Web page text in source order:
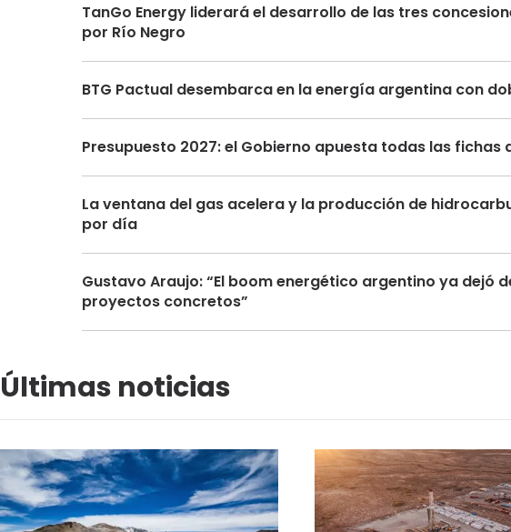
TanGo Energy liderará el desarrollo de las tres
por Río Negro
BTG Pactual desembarca en la energía argentina con
Presupuesto 2027: el Gobierno apuesta todas las
La ventana del gas acelera y la producción de
por día
Gustavo Araujo: “El boom energético argentino ya dejó
proyectos concretos”
Últimas noticias